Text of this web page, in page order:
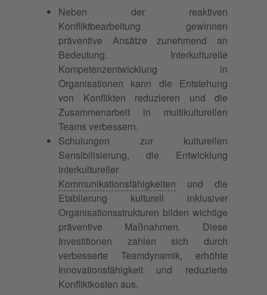
Neben der reaktiven
Konfliktbearbeitung gewinnen
präventive Ansätze zunehmend an
Bedeutung. Interkulturelle
Kompetenzentwicklung in
Organisationen kann die Entstehung
von Konflikten reduzieren und die
Zusammenarbeit in multikulturellen
Teams verbessern.
Schulungen zur kulturellen
Sensibilisierung, die Entwicklung
interkultureller
Kommunikationsfähigkeiten und die
Etablierung kulturell inklusiver
Organisationsstrukturen bilden wichtige
präventive Maßnahmen. Diese
Investitionen zahlen sich durch
verbesserte Teamdynamik, erhöhte
Innovationsfähigkeit und reduzierte
Konfliktkosten aus.